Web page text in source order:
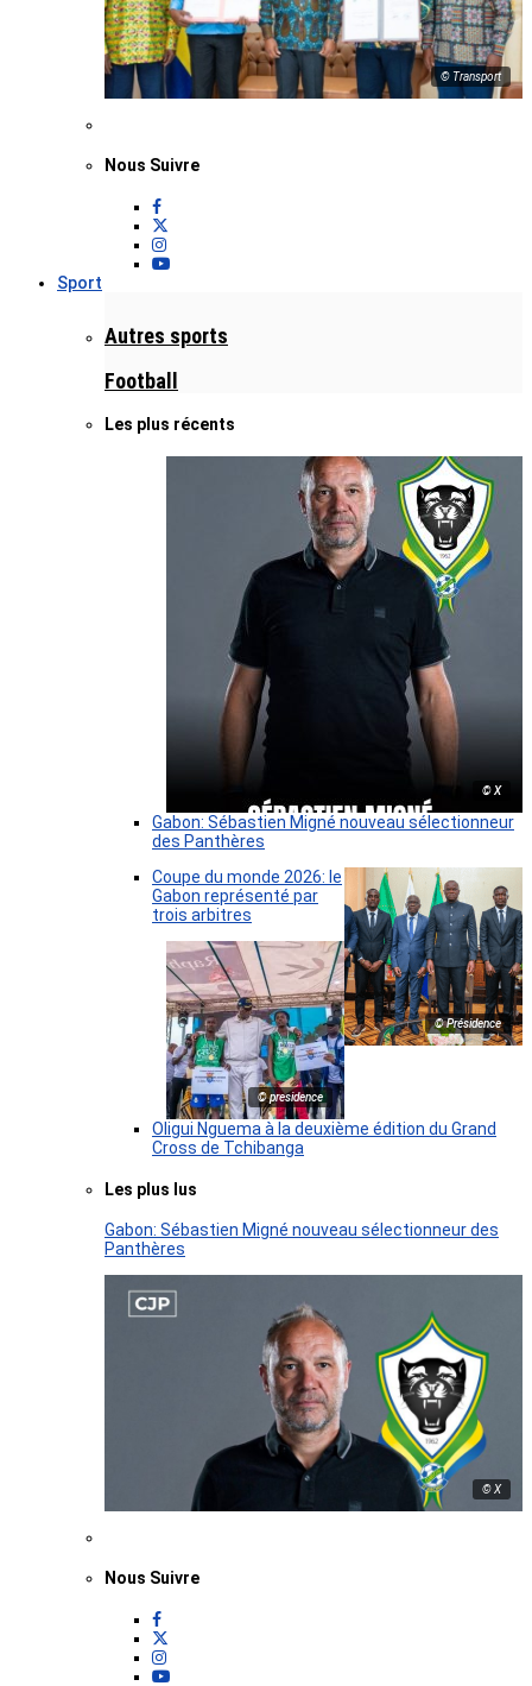
© Transport
Nous Suivre
Sport
Autres sports
Football
Les plus récents
© X
Gabon: Sébastien Migné nouveau sélectionneur
des Panthères
© Présidence
Coupe du monde 2026: le
Gabon représenté par
trois arbitres
© presidence
Oligui Nguema à la deuxième édition du Grand
Cross de Tchibanga
Les plus lus
Gabon: Sébastien Migné nouveau sélectionneur des
Panthères
© X
Nous Suivre